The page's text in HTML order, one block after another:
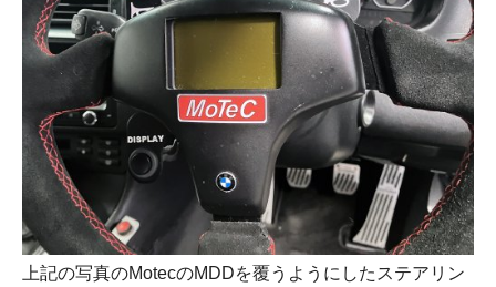
上記の写真のMotecのMDDを覆うようにしたステアリン